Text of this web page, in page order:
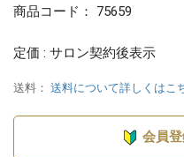
商品コード： 75659
定価 : サロン契約後表示
送料： 送料について詳しくはこ
会員登